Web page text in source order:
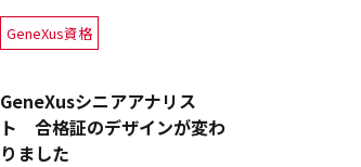
GeneXus資格
GeneXusシニアアナリス
ト 合格証のデザインが変わ
りました